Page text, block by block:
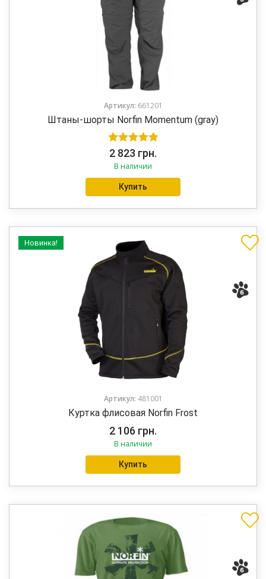
Артикул: 661201
Штаны-шорты Norfin Momentum (gray)
Оценка5.00
из 5
2 823 грн.
В наличии
Купить
Новинка!
Артикул: 481001
Куртка флисовая Norfin Frost
2 106 грн.
В наличии
Купить